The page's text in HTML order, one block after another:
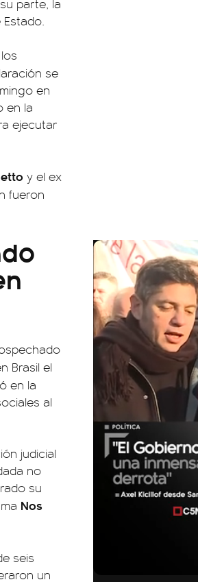
parte, la
se
en
en la
ejecutar
y el ex
fueron
Brasil el
en la
al
judicial
no
su
Nos
seis
un